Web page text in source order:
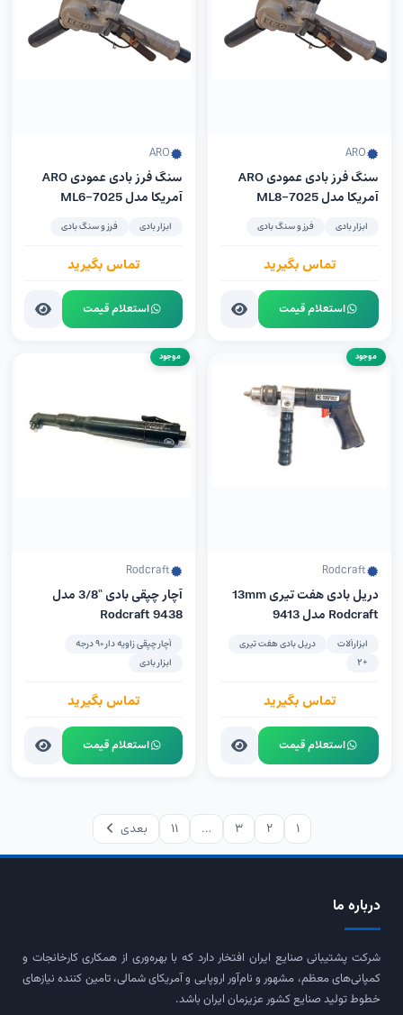
ARO
سنگ فرز بادی عمودی ARO
آمریکا مدل 7025-ML8
ابزار بادی فرز و سنگ بادی
تماس بگیرید
استعلام قیمت
ARO
سنگ فرز بادی عمودی ARO
آمریکا مدل 7025-ML6
ابزار بادی فرز و سنگ بادی
تماس بگیرید
استعلام قیمت
موجود
Rodcraft
دریل بادی هفت تیری 13mm
Rodcraft مدل 9413
ابزارآلات
دریل بادی هفت تیری
+2
تماس بگیرید
استعلام قیمت
موجود
Rodcraft
آچار چپقی بادی “3/8 مدل
9438 Rodcraft
آچار چپقی زاویه دار 90 درجه
ابزار بادی
تماس بگیرید
استعلام قیمت
1
2
3
…
11 بعدی
درباره ما
شرکت پشتیبانی صنایع ایران افتخار دارد که با بهره‌وری از همکاری کارخانجات و
کمپانی‌های معظم، مشهور و نام‌آور اروپایی و آمریکای شمالی، تامین کننده نیازهای
خطوط تولید صنایع کشور عزیزمان ایران باشد.